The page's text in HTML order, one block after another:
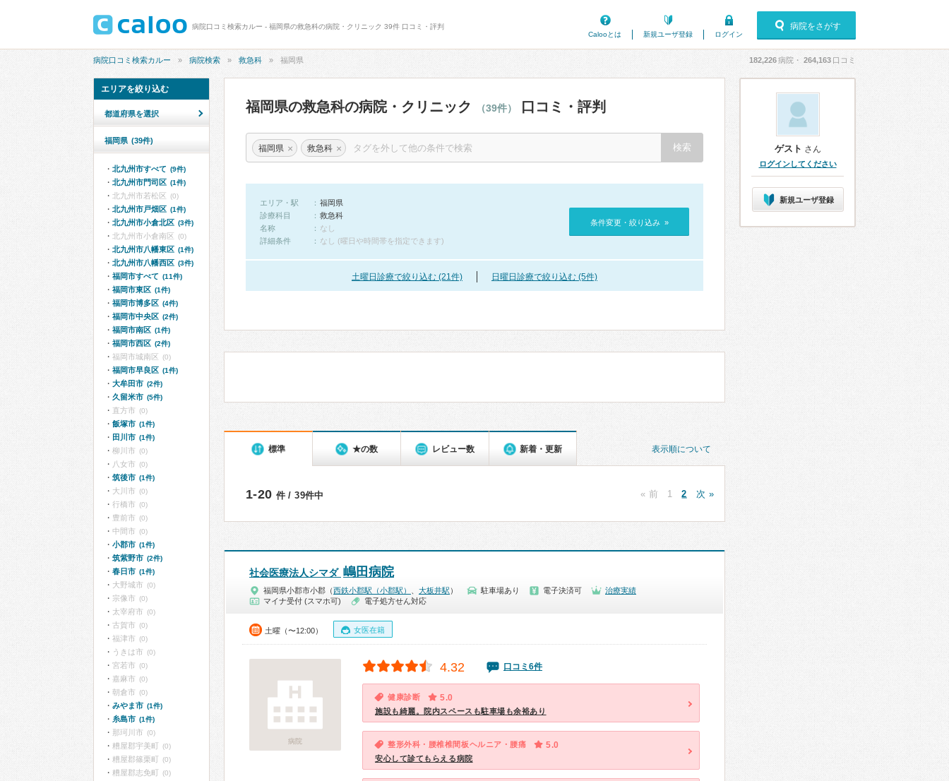
病院口コミ検索カルー - 福岡県の救急科の病院・クリニック 39件 口コミ・評判
Calooとは
新規ユーザ登録 ログイン
病院をさがす
病院口コミ検索カルー 病院検索 救急科 福岡県 182,226病院・ 264,163 口コミ
福岡県の救急科の病院・クリニック （39件） 口コミ・評判
福岡県 × 救急科 ×
エリア・駅
福岡県
診療科目
救急科
名称
なし
詳細条件
なし (曜日や時間帯を指定できます)
条件変更・絞り込み »
土曜日診療で絞り込む (21件) 日曜日診療で絞り込む (5件)
表示順について
標準 ★の数 レビュー数 新着・更新
1-20 件 / 39件中 « 前 1 2 次 »
社会医療法人シマダ 嶋田病院
福岡県小郡市小郡（西鉄小郡駅（小郡駅） 大板井駅 ） 駐車場あり 電子決済可
治療実績
マイナ受付 (スマホ可)
電子処方せん対応
土曜（〜12:00） 女医在籍
病院
4.32 口コミ6件
健康診断 5.0
施設も綺麗。院内スペースも駐車場も余裕あり
整形外科・腰椎椎間板ヘルニア・腰痛 5.0
安心して診てもらえる病院
エリアを絞り込む
都道府県を選択
福岡県 (39件)
北九州市すべて (9件)
北九州市門司区 (1件)
北九州市若松区 (0)
北九州市戸畑区 (1件)
北九州市小倉北区 (3件)
北九州市小倉南区 (0)
北九州市八幡東区 (1件)
北九州市八幡西区 (3件)
福岡市すべて (11件)
福岡市東区 (1件)
福岡市博多区 (4件)
福岡市中央区 (2件)
福岡市南区 (1件)
福岡市西区 (2件)
福岡市城南区 (0)
福岡市早良区 (1件)
大牟田市 (2件)
久留米市 (5件)
直方市 (0)
飯塚市 (1件)
田川市 (1件)
柳川市 (0)
八女市 (0)
筑後市 (1件)
大川市 (0)
行橋市 (0)
豊前市 (0)
中間市 (0)
小郡市 (1件)
筑紫野市 (2件)
春日市 (1件)
大野城市 (0)
宗像市 (0)
太宰府市 (0)
古賀市 (0)
福津市 (0)
うきは市 (0)
宮若市 (0)
嘉麻市 (0)
朝倉市 (0)
みやま市 (1件)
糸島市 (1件)
那珂川市 (0)
糟屋郡宇美町 (0)
糟屋郡篠栗町 (0)
糟屋郡志免町 (0)
ゲスト さん
ログインしてください
新規ユーザ登録